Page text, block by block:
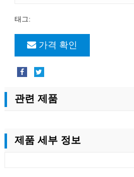
태그:
가격 확인
관련 제품
제품 세부 정보